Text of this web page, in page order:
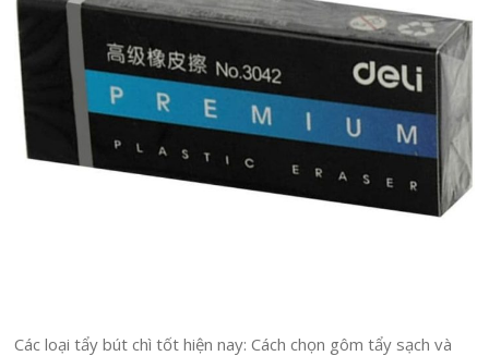
Các loại tẩy bút chì tốt hiện nay: Cách chọn gôm tẩy sạch và